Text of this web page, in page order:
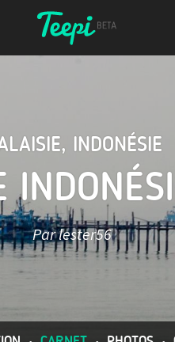
, INDONÉSIE
Par lester56